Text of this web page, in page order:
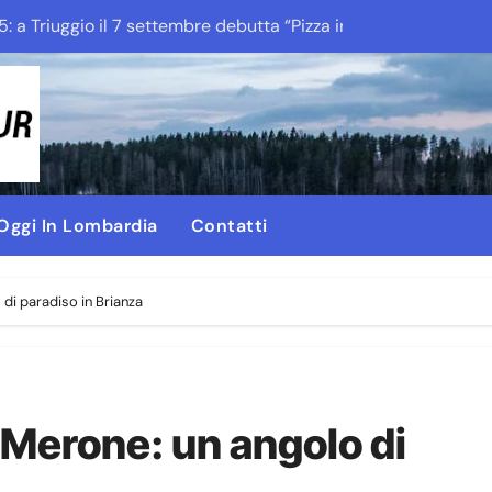
a Triuggio il 7 settembre debutta “Pizza in Fattoria”Pizza e Cor
In Lombardia Contatti
di paradiso in Brianza
un angolo di